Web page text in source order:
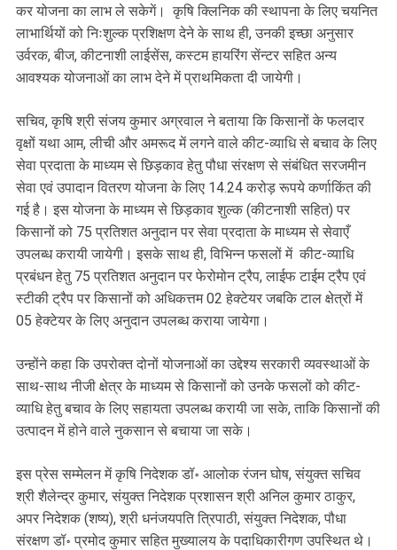
कर योजना का लाभ ले सकेगें। कृषि क्लिनिक की स्थापना के लिए चयनित
लाभार्थियों को निःशुल्क प्रशिक्षण देने के साथ ही, उनकी इच्छा अनुसार
उर्वरक, बीज, कीटनाशी लाईसेंस, कस्टम हायरिंग सेंन्टर सहित अन्य
आवश्यक योजनाओं का लाभ देने में प्राथमिकता दी जायेगी।
सचिव, कृषि श्री संजय कुमार अग्रवाल ने बताया कि किसानों के फलदार
वृक्षों यथा आम, लीची और अमरूद में लगने वाले कीट-व्याधि से बचाव के लिए
सेवा प्रदाता के माध्यम से छिड़काव हेतु पौधा संरक्षण से संबंधित सरजमीन
सेवा एवं उपादान वितरण योजना के लिए 14.24 करोड़ रूपये कर्णाकिंत की
गई है। इस योजना के माध्यम से छिड़काव शुल्क (कीटनाशी सहित) पर
किसानों को 75 प्रतिशत अनुदान पर सेवा प्रदाता के माध्यम से सेवाएँ
उपलब्ध करायी जायेगी। इसके साथ ही, विभिन्न फसलों में कीट-व्याधि
प्रबंधन हेतु 75 प्रतिशत अनुदान पर फेरोमोन ट्रैप, लाईफ टाईम ट्रैप एवं
स्टीकी ट्रैप पर किसानों को अधिकत्तम 02 हेक्टेयर जबकि टाल क्षेत्रों में
05 हेक्टेयर के लिए अनुदान उपलब्ध कराया जायेगा।
उन्होंने कहा कि उपरोक्त दोनों योजनाओं का उद्देश्य सरकारी व्यवस्थाओं के
साथ-साथ नीजी क्षेत्र के माध्यम से किसानों को उनके फसलों को कीट-
व्याधि हेतु बचाव के लिए सहायता उपलब्ध करायी जा सके, ताकि किसानों की
उत्पादन में होने वाले नुकसान से बचाया जा सके।
इस प्रेस सम्मेलन में कृषि निदेशक डॉ॰ आलोक रंजन घोष, संयुक्त सचिव
श्री शैलेन्द्र कुमार, संयुक्त निदेशक प्रशासन श्री अनिल कुमार ठाकुर,
अपर निदेशक (शष्य), श्री धनंजयपति त्रिपाठी, संयुक्त निदेशक, पौधा
संरक्षण डॉ॰ प्रमोद कुमार सहित मुख्यालय के पदाधिकारीगण उपस्थित थे।